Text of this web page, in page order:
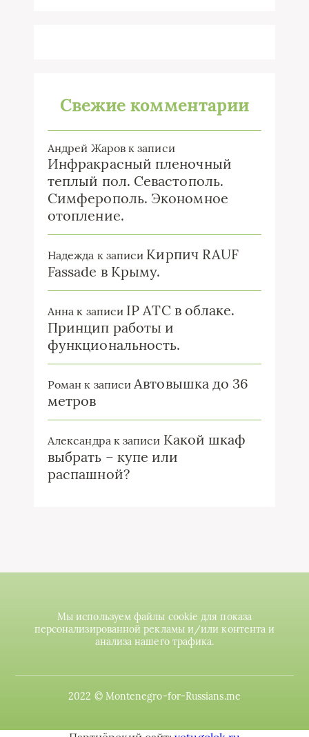
Свежие комментарии
Андрей Жаровк записи
Инфракрасный пленочный
теплый пол. Севастополь.
Симферополь. Экономное
отопление.
Надежда к записи Кирпич RAUF
Fassade в Крыму.
Анна к записи IP ATC в облаке.
Принцип работы и
функциональность.
Роман к записиАвтовышка до 36
метров
Александрак записи Какой шкаф
выбрать – купе или
распашной?
Мы используем файлы cookie для показа
персонализированной рекламы и/или контента и
анализа нашего трафика.
2022 © Montenegro-for-Russians.me